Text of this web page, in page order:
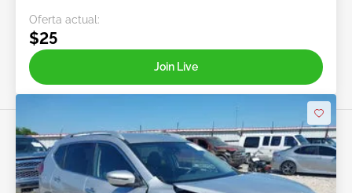
Oferta actual:
$25
Join Live